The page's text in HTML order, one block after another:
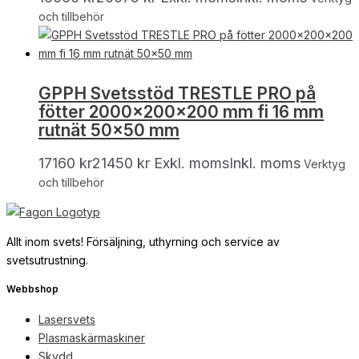
och tillbehör
GPPH Svetsstöd TRESTLE PRO på
fötter 2000x200x200 mm fi 16 mm
rutnät 50×50 mm
17160 kr21450 kr Exkl. momsInkl. moms Verktyg
och tillbehör
Allt inom svets! Försäljning, uthyrning och service av
svetsutrustning.
Webbshop
Lasersvets
Plasmaskärmaskiner